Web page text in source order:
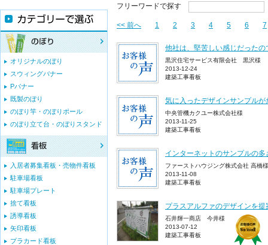
フリーワードで探す
<< 前へ 1 2 3 4 5 6 7
他社は、堅苦しい感じだったの
黒沢住宅サービス有限会社 黒沢様
2013-12-24
建築工事看板
気に入ったデザインサンプル
中央管機カクユー株式会社様
2013-11-25
建築工事看板
インターネットのサンプルの
ファーストハウジング株式会社 高橋様
2013-11-08
建築工事看板
プラスアルファのデザインを
石井輝一商店 今井様
2013-07-12
建築工事看板
オリジナルのぼり
スウィングバナー
Pバナー
既製のぼり
のぼり竿・のぼりポール
のぼり立て台・のぼりスタンド
入居者募集看板・売物件看板
駐車場看板
駐車場プレート
捨て看板
誘導看板
矢印看板
プラカード看板